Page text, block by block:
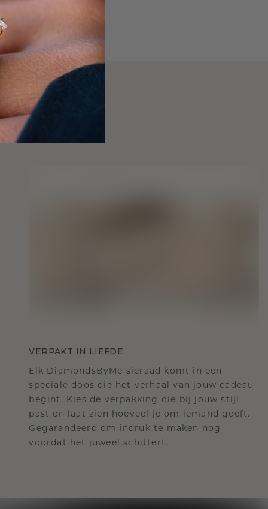
VERPAKT IN LIEFDE
Elk DiamondsByMe sieraad komt in een
speciale doos die het verhaal van jouw cadeau
begint. Kies de verpakking die bij jouw stijl
past en laat zien hoeveel je om iemand geeft.
Gegarandeerd om indruk te maken nog
voordat het juweel schittert.